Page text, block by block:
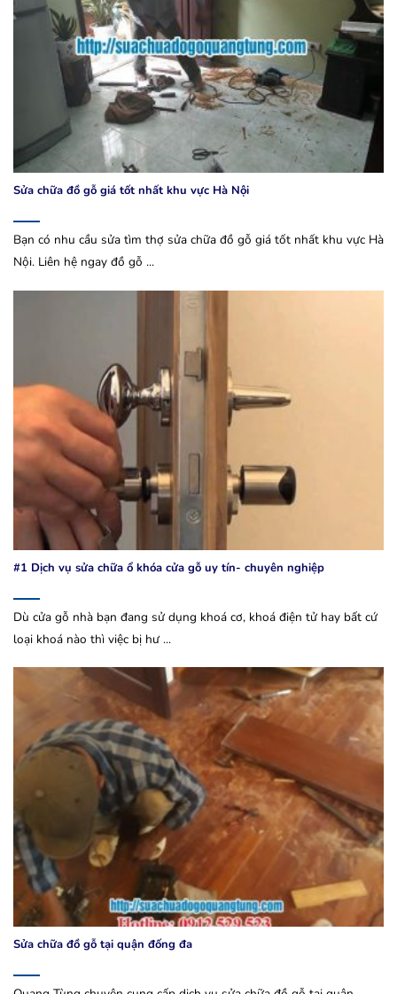
Sửa chữa đồ gỗ giá tốt nhất khu vực Hà Nội
Bạn có nhu cầu sửa tìm thợ sửa chữa đồ gỗ giá tốt nhất khu vực Hà
Nội. Liên hệ ngay đồ gỗ ...
#1 Dịch vụ sửa chữa ổ khóa cửa gỗ uy tín- chuyên nghiệp
Dù cửa gỗ nhà bạn đang sử dụng khoá cơ, khoá điện tử hay bất cứ
loại khoá nào thì việc bị hư ...
Sửa chữa đồ gỗ tại quận đống đa